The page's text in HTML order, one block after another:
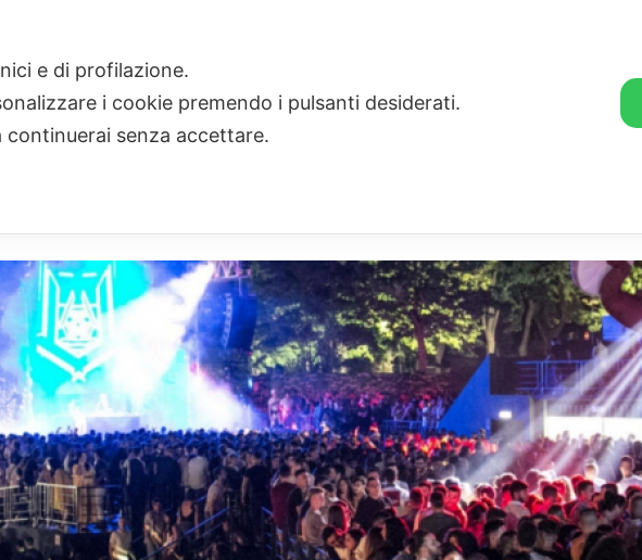
e di profilazione.
i cookie premendo i pulsanti desiderati.
senza accettare.